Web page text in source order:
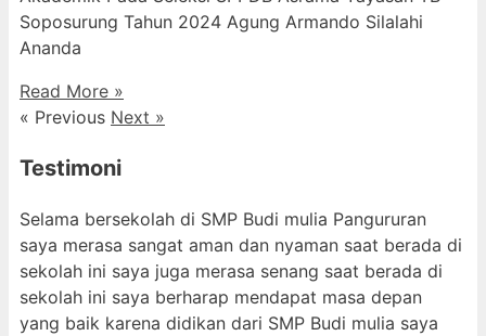
Soposurung Tahun 2024 Agung Armando Silalahi
⁠Ananda
Read More »
« Previous Next »
Testimoni
Selama bersekolah di SMP Budi mulia Pangururan
saya merasa sangat aman dan nyaman saat berada di
sekolah ini saya juga merasa senang saat berada di
sekolah ini saya berharap mendapat masa depan
yang baik karena didikan dari SMP Budi mulia saya